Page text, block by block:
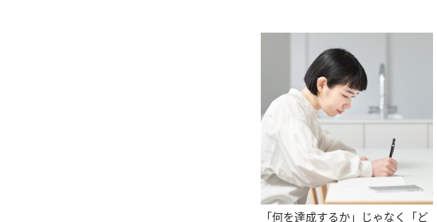
「何を達成するか」じゃなく「ど